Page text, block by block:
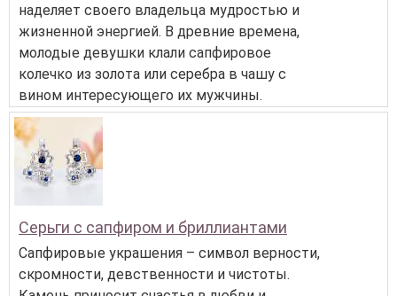
наделяет своего владельца мудростью и
жизненной энергией. В древние времена,
молодые девушки клали сапфировое
колечко из золота или серебра в чашу с
вином интересующего их мужчины.
Серьги с сапфиром и бриллиантами
Сапфировые украшения – символ верности,
скромности, девственности и чистоты.